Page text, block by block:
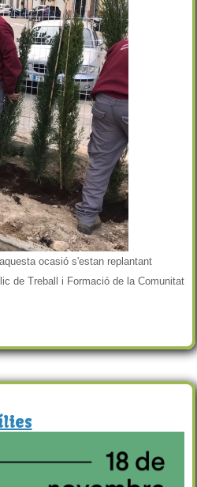
ocasió s'estan replantant
de Treball i Formació de la Comunitat